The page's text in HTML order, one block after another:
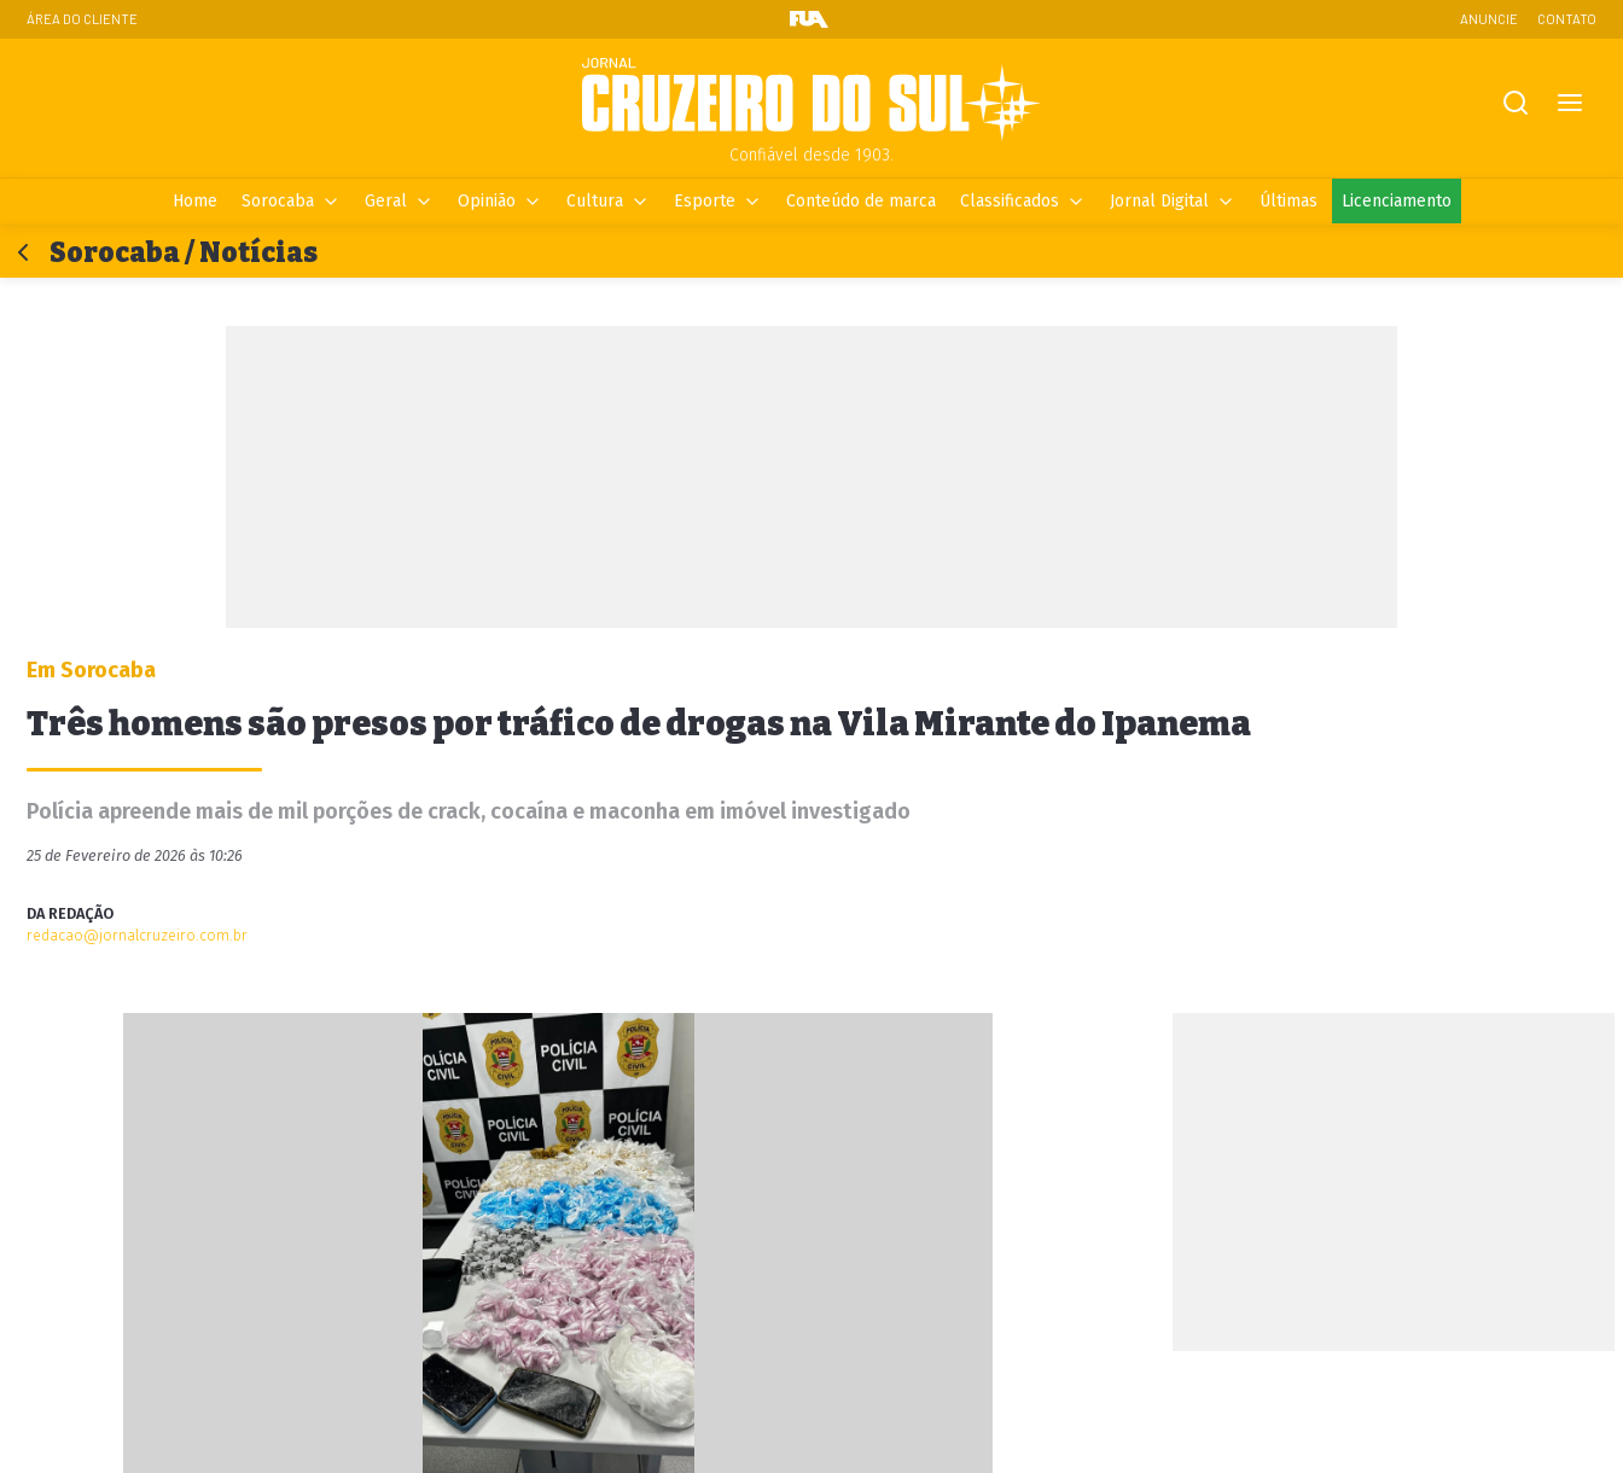
ÁREA DO CLIENTE ANUNCIE CONTATO
Confiável desde 1903.
Home Sorocaba Geral Opinião Cultura Esporte Conteúdo de marca Classificados Jornal Digital Últimas Licenciamento
Sorocaba / Notícias
Em Sorocaba
Três homens são presos por tráfico de drogas na Vila Mirante do Ipanema
Polícia apreende mais de mil porções de crack, cocaína e maconha em imóvel investigado
25 de Fevereiro de 2026 às 10:26
DA REDAÇÃO
redacao@jornalcruzeiro.com.br